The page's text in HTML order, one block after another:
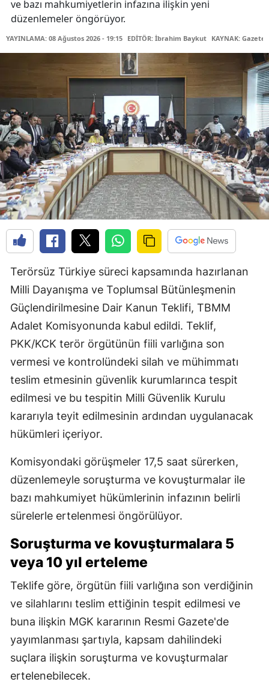
ve bazı mahkumiyetlerin infazına ilişkin yeni
düzenlemeler öngörüyor.
YAYINLAMA: 08 Ağustos 2026 - 19:15 EDİTÖR: İbrahim Baykut KAYNAK:
Terörsüz Türkiye süreci kapsamında hazırlanan
Milli Dayanışma ve Toplumsal Bütünleşmenin
Güçlendirilmesine Dair Kanun Teklifi, TBMM
Adalet Komisyonunda kabul edildi. Teklif,
PKK/KCK terör örgütünün fiili varlığına son
vermesi ve kontrolündeki silah ve mühimmatı
teslim etmesinin güvenlik kurumlarınca tespit
edilmesi ve bu tespitin Milli Güvenlik Kurulu
kararıyla teyit edilmesinin ardından uygulanacak
hükümleri içeriyor.
Komisyondaki görüşmeler 17,5 saat sürerken,
düzenlemeyle soruşturma ve kovuşturmalar ile
bazı mahkumiyet hükümlerinin infazının belirli
sürelerle ertelenmesi öngörülüyor.
Soruşturma ve kovuşturmalara 5
veya 10 yıl erteleme
Teklife göre, örgütün fiili varlığına son verdiğinin
ve silahlarını teslim ettiğinin tespit edilmesi ve
buna ilişkin MGK kararının Resmi Gazete'de
yayımlanması şartıyla, kapsam dahilindeki
suçlara ilişkin soruşturma ve kovuşturmalar
ertelenebilecek.